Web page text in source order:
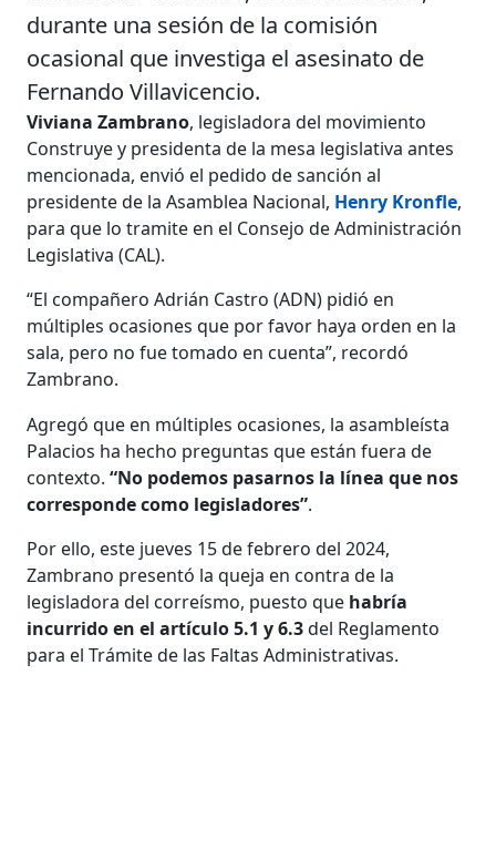
durante una sesión de la comisión
ocasional que investiga el asesinato de
Fernando Villavicencio.
Viviana Zambrano, legisladora del movimiento
Construye y presidenta de la mesa legislativa antes
mencionada, envió el pedido de sanción al
presidente de la Asamblea Nacional, Henry Kronfle,
para que lo tramite en el Consejo de Administración
Legislativa (CAL).
“El compañero Adrián Castro (ADN) pidió en
múltiples ocasiones que por favor haya orden en la
sala, pero no fue tomado en cuenta”, recordó
Zambrano.
Agregó que en múltiples ocasiones, la asambleísta
Palacios ha hecho preguntas que están fuera de
contexto.“No podemos pasarnos la línea que nos
corresponde como legisladores”.
Por ello, este jueves 15 de febrero del 2024,
Zambrano presentó la queja en contra de la
legisladora del correísmo, puesto que habría
incurrido en el artículo 5.1 y 6.3del Reglamento
para el Trámite de las Faltas Administrativas.